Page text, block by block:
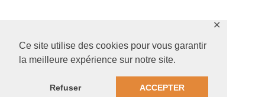
Ce site utilise des cookies pour vous garantir
la meilleure expérience sur notre site.
Refuser ACCEPTER
✕